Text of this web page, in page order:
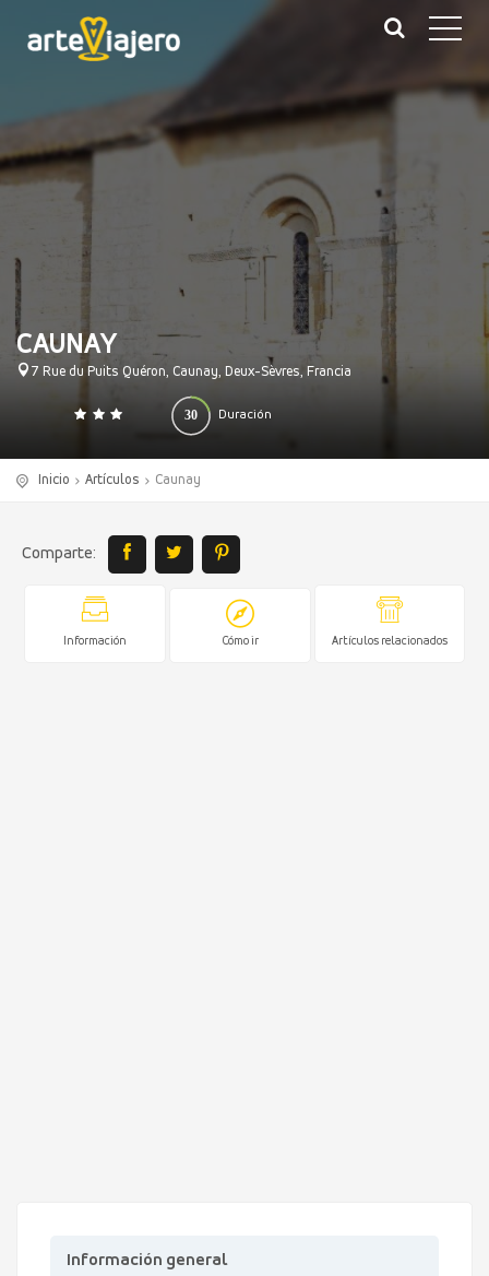
CAUNAY
7 Rue du Puits Quéron, Caunay, Deux-Sèvres, Francia
Duración
30
0 140
Inicio Artículos Caunay
Comparte:
Información Cómo ir Artículos relacionados
Información general